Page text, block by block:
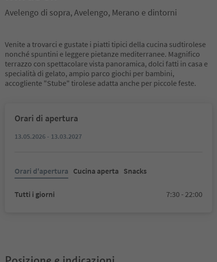
Avelengo di sopra, Avelengo, Merano e dintorni
Venite a trovarci e gustate i piatti tipici della cucina sudtirolese
nonché spuntini e leggere pietanze mediterranee. Magnifico
terrazzo con spettacolare vista panoramica, dolci fatti in casa e
specialità di gelato, ampio parco giochi per bambini,
accogliente "Stube" tirolese adatta anche per piccole feste.
Orari di apertura
13.05.2026 - 13.03.2027
Orari d'apertura Cucina aperta Snacks
Tutti i giorni 7:30 - 22:00